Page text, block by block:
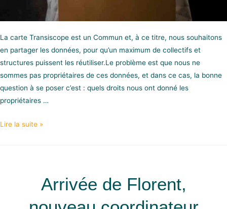
La carte Transiscope est un Commun et, à ce titre, nous souhaitons
en partager les données, pour qu’un maximum de collectifs et
structures puissent les réutiliser.Le problème est que nous ne
sommes pas propriétaires de ces données, et dans ce cas, la bonne
question à se poser c’est : quels droits nous ont donné les
propriétaires …
Lire la suite »
Arrivée de Florent,